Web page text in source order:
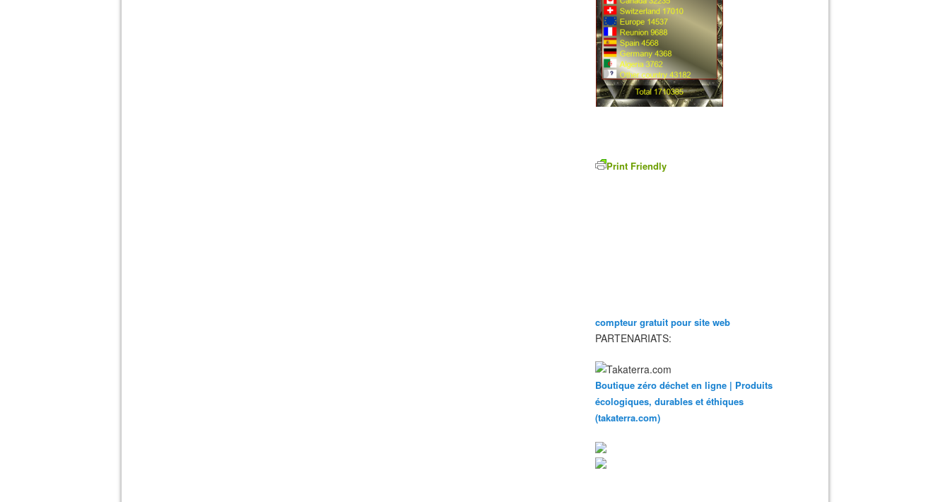
Print Friendly
compteur gratuit pour site web
PARTENARIATS:
Boutique zéro déchet en ligne | Produits
écologiques, durables et éthiques
(takaterra.com)